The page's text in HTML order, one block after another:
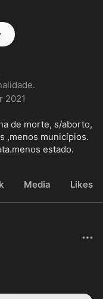
2021
de morte, s/aborto,
,menos municípios.
estado.
Media Likes